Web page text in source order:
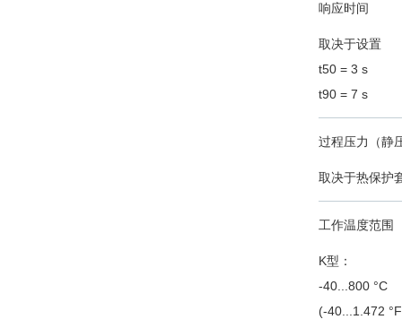
响应时间
取决于设置
t50 = 3 s
t90 = 7 s
过程压力（静
取决于热保护
工作温度范围
K型：
-40...800 °C
(-40...1.472